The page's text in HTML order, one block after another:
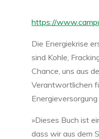
https://
Die Energiekrise
sind Kohle,
Chance, uns aus
Verantwortlichen
»Dieses Buch ist
dass wir aus dem